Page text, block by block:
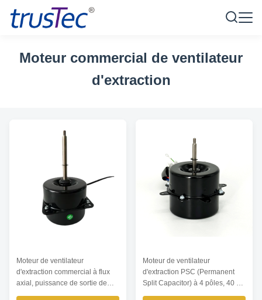
Moteur commercial de ventilateur
d'extraction
Moteur de ventilateur
d'extraction commercial à flux
axial, puissance de sortie de
120 W, vitesse de 1 200 tr/min,
Moteur de ventilateur
d'extraction PSC (Permanent
Split Capacitor) à 4 pôles, 40 W,
1 200 tr/min, conception à